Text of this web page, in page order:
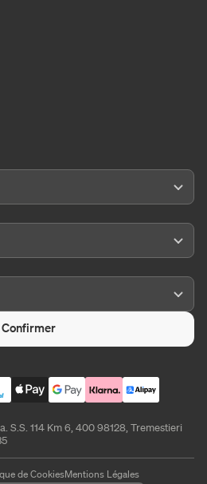
Confirmer
S.S. 114 Km 6, 400 98128, Tremestieri
de CookiesMentions Légales